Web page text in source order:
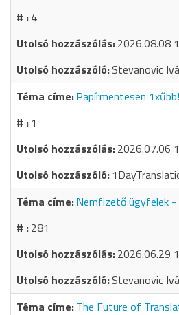
4
2026.08.08
Stevanovic
Papírmentesen 1xűbb!
1
2026.07.06
Nemfizető ügyfelek
281
2026.06.29
Stevanovic
The Future of